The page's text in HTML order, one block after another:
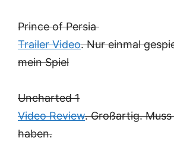
Prince of Persia
Trailer Video. Nur einmal
mein Spiel
Uncharted 1
Video Review. Großartig.
haben.